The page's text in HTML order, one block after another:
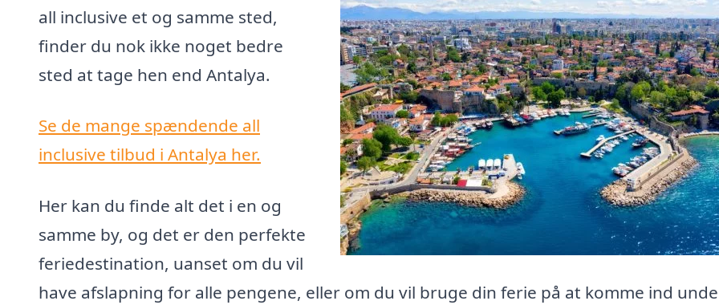
all inclusive et og samme sted,
finder du nok ikke noget bedre
sted at tage hen end Antalya.
Se de mange spændende all
inclusive tilbud i Antalya her.
Her kan du finde alt det i en og
samme by, og det er den perfekte
feriedestination, uanset om du vil
have afslapning for alle pengene, eller om du vil bruge din ferie på at komme ind